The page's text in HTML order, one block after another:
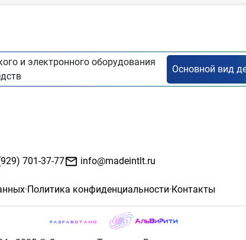
и электронного оборудования
701-37-77
info@madeintlt.ru
·Политика конфиденциальности·Контакты